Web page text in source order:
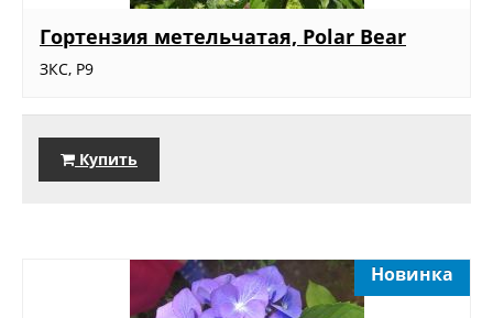
Гортензия метельчатая, Polar Bear
ЗКС, Р9
Купить
Новинка